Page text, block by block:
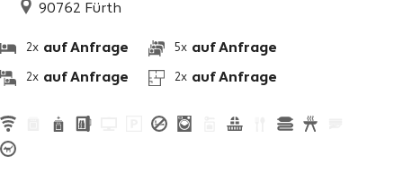
90762 Fürth
2x auf Anfrage
2x auf Anfrage
5x auf Anfrage
2x auf Anfrage